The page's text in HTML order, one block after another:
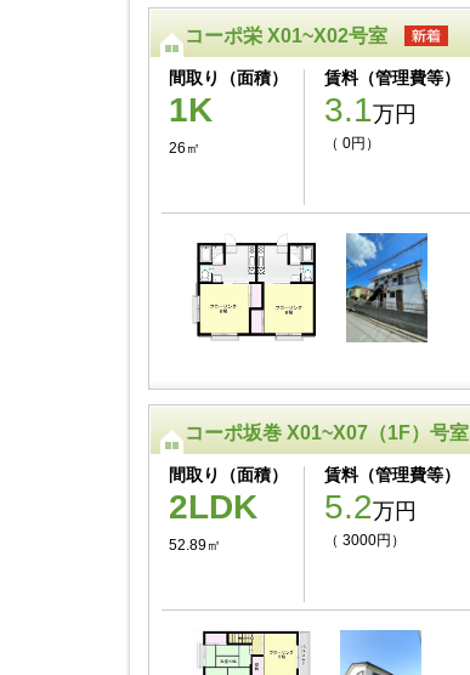
コーポ栄 X01~X02号室
間取り（面積）
1K
26㎡
賃料（管理費等）
3.1万円
（ 0円）
コーポ坂巻 X01~X07（1F）号室
間取り（面積）
2LDK
52.89㎡
賃料（管理費等）
5.2万円
（ 3000円）